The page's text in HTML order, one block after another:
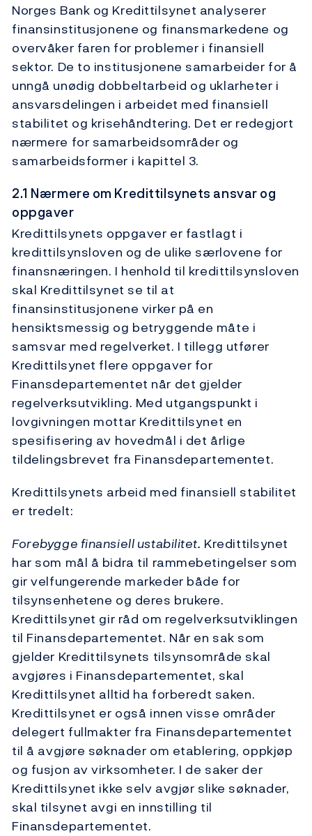
Norges Bank og Kredittilsynet analyserer
finansinstitusjonene og finansmarkedene og
overvåker faren for problemer i finansiell
sektor. De to institusjonene samarbeider for å
unngå unødig dobbeltarbeid og uklarheter i
ansvarsdelingen i arbeidet med finansiell
stabilitet og krisehåndtering. Det er redegjort
nærmere for samarbeidsområder og
samarbeidsformer i kapittel 3.
2.1 Nærmere om Kredittilsynets ansvar og
oppgaver
Kredittilsynets oppgaver er fastlagt i
kredittilsynsloven og de ulike særlovene for
finansnæringen. I henhold til kredittilsynsloven
skal Kredittilsynet se til at
finansinstitusjonene virker på en
hensiktsmessig og betryggende måte i
samsvar med regelverket. I tillegg utfører
Kredittilsynet flere oppgaver for
Finansdepartementet når det gjelder
regelverksutvikling. Med utgangspunkt i
lovgivningen mottar Kredittilsynet en
spesifisering av hovedmål i det årlige
tildelingsbrevet fra Finansdepartementet.
Kredittilsynets arbeid med finansiell stabilitet
er tredelt:
Forebygge finansiell ustabilitet. Kredittilsynet
har som mål å bidra til rammebetingelser som
gir velfungerende markeder både for
tilsynsenhetene og deres brukere.
Kredittilsynet gir råd om regelverksutviklingen
til Finansdepartementet. Når en sak som
gjelder Kredittilsynets tilsynsområde skal
avgjøres i Finansdepartementet, skal
Kredittilsynet alltid ha forberedt saken.
Kredittilsynet er også innen visse områder
delegert fullmakter fra Finansdepartementet
til å avgjøre søknader om etablering, oppkjøp
og fusjon av virksomheter. I de saker der
Kredittilsynet ikke selv avgjør slike søknader,
skal tilsynet avgi en innstilling til
Finansdepartementet.